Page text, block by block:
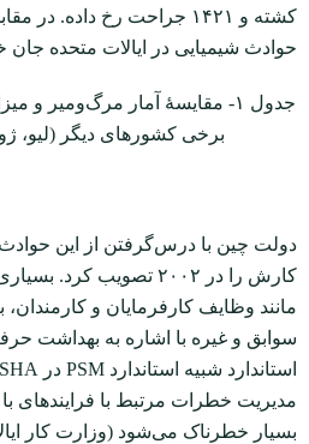
حوادث شیمیایی در ایالات متحده جان
جدول ۱- مقایسۀ آمار مرگ‌و‌میر
برخی کشورهای دیگر (لیو، ژونگ
دولت چین با درس‌گرفتن از این حوادث
کارش را در ۲۰۰۲ تصویب
مانند وظایف کارفرمایان و
سوابق و غیره با اشاره به بهداشت
مدیریت خطرات مرتبط با فرایندهای با